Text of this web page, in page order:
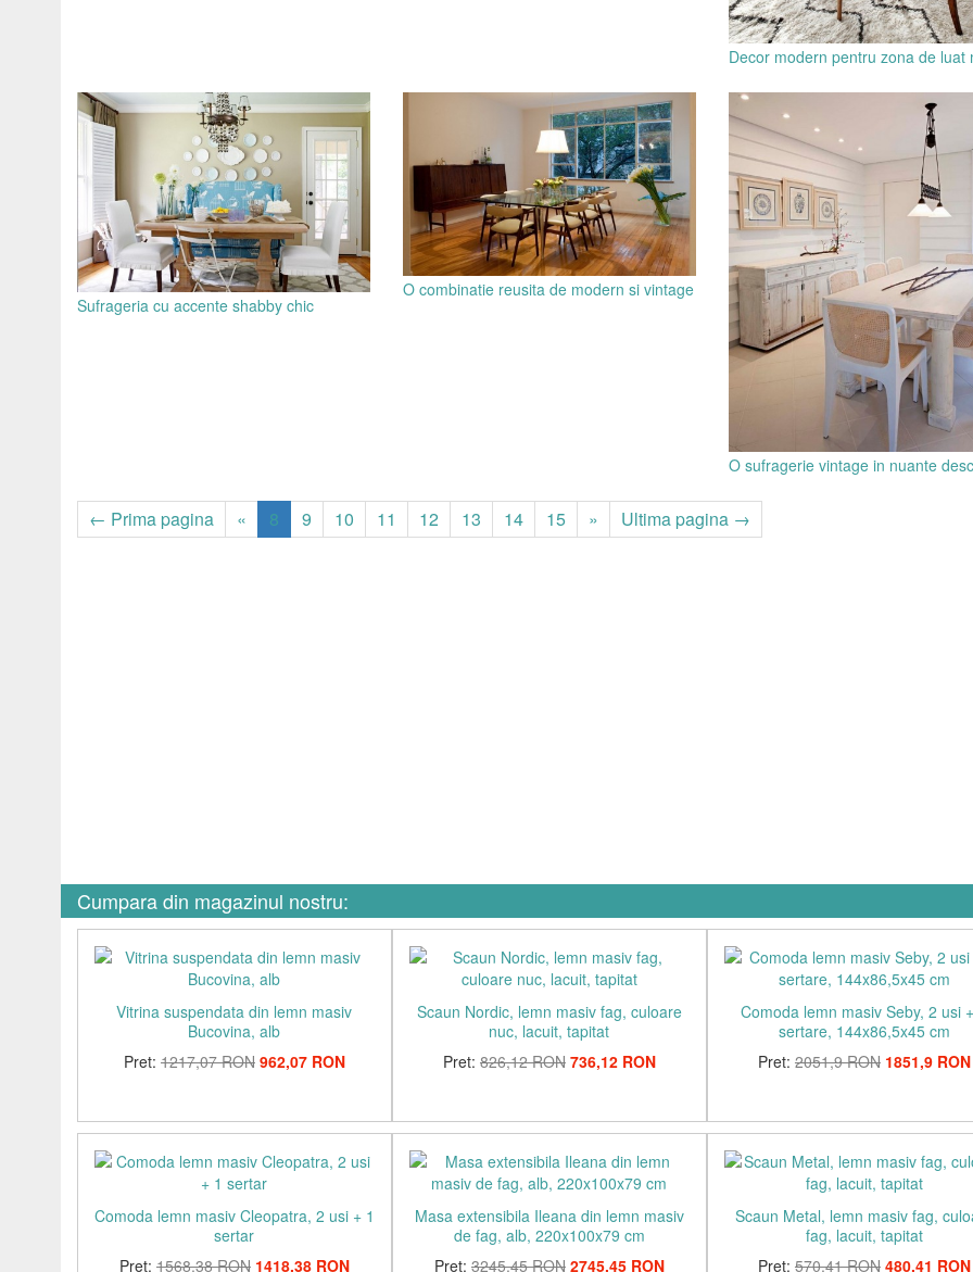
Decor modern pentru zona de luat
Sufrageria cu accente shabby chic
O combinatie reusita de modern si vintage
O sufragerie vintage in nuante
← Prima pagina « 8 9 10 11 12 13 14 15 » Ultima pagina →
Cumpara din magazinul nostru:
Vitrina suspendata din lemn masiv
Bucovina, alb
Pret: 1217,07 RON 962,07 RON
Scaun Nordic, lemn masiv fag, culoare
nuc, lacuit, tapitat
Pret: 826,12 RON 736,12 RON
Comoda lemn masiv Seby, 2 usi
sertare, 144x86,5x45 cm
Pret: 2051,9 RON 1851,9 RON
Comoda lemn masiv Cleopatra, 2 usi + 1
sertar
Pret: 1568,38 RON 1418,38 RON
Masa extensibila Ileana din lemn masiv
de fag, alb, 220x100x79 cm
Pret: 3245,45 RON 2745,45 RON
Scaun Metal, lemn masiv fag,
fag, lacuit, tapitat
Pret: 570,41 RON 480,41 RON